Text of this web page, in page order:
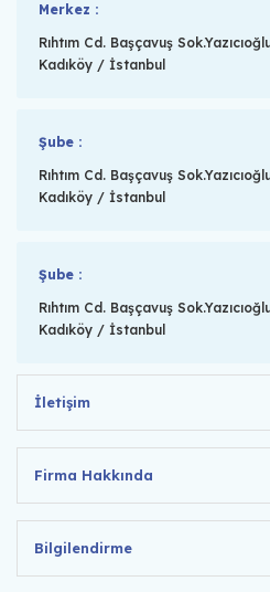
Merkez :
Rıhtım Cd. Başçavuş
Kadıköy / İstanbul
Şube :
Rıhtım Cd. Başçavuş
Kadıköy / İstanbul
Şube :
Rıhtım Cd. Başçavuş
Kadıköy / İstanbul
İletişim
Firma Hakkında
Bilgilendirme